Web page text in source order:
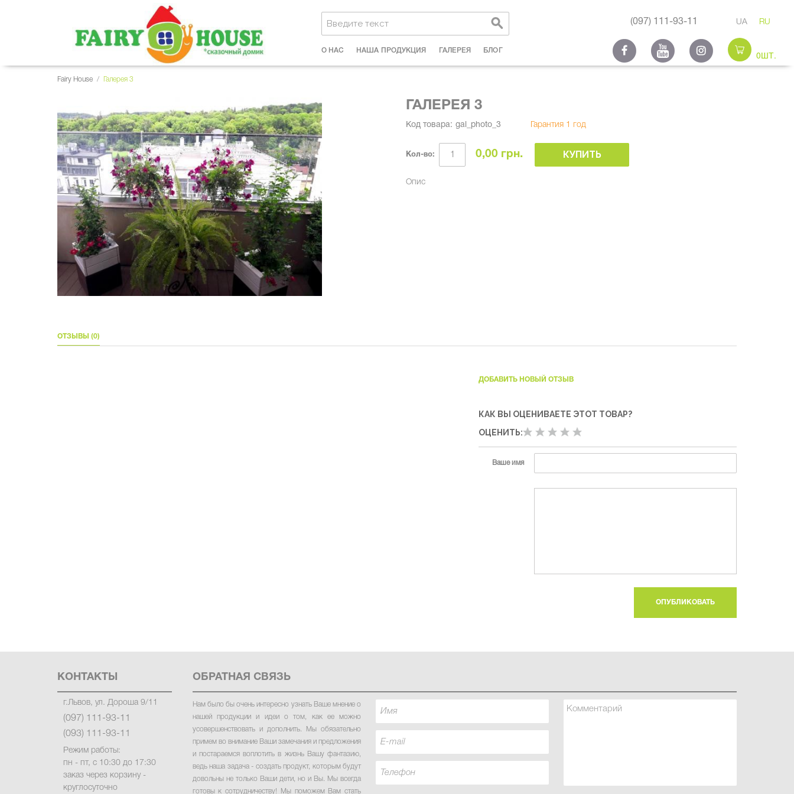
(097) 111-93-11 UA RU
О НАС НАША ПРОДУКЦИЯ ГАЛЕРЕЯ БЛОГ 0ШТ.
Fairy House / Галерея 3
ГАЛЕРЕЯ 3
Код товара: gal_photo_3 Гарантия 1 год
Кол-во: 0,00 грн. КУПИТЬ
Опис
ОТЗЫВЫ (0)
ДОБАВИТЬ НОВЫЙ ОТЗЫВ
КАК ВЫ ОЦЕНИВАЕТЕ ЭТОТ ТОВАР?
ОЦЕНИТЬ:
Ваше имя
ОПУБЛИКОВАТЬ
КОНТАКТЫ
г.Львов, ул. Дороша 9/11
(097) 111-93-11
(093) 111-93-11
Режим работы:
пн - пт, с 10:30 до 17:30
заказ через корзину -
круглосуточно
ОБРАТНАЯ СВЯЗЬ
Нам было бы очень интересно узнать Ваше мнение о
нашей продукции и идеи о том, как ее можно
усовершенствовать и дополнить. Мы обязательно
примем во внимание Ваши замечания и предложения
и постараемся воплотить в жизнь Вашу фантазию,
ведь наша задача - создать продукт, которым будут
довольны не только Ваши дети, но и Вы. Мы всегда
готовы к сотрудничеству! Мы поможем Вам стать